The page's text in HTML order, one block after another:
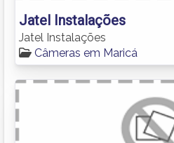
Jatel Instalações
Jatel Instalações
Câmeras em Maricá